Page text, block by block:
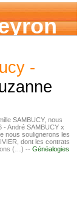
-
SAMBUCY, nous
- André SAMBUCY x
nous soulignerons les
dont les contrats
(…) -- Généalogies